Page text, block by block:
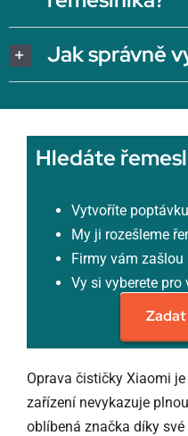
Jak správně
Hledáte
Vytvoříte
My ji rozešleme
Firmy vám zašlou
Vy si vyberete pro
Oprava čističky Xiaomi
zařízení nevykazuje
oblíbená značka díky